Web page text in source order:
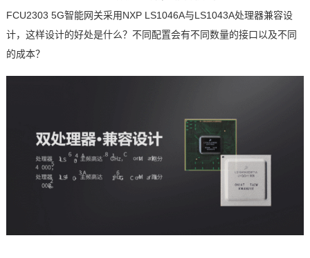
FCU2303 5G智能网关采用NXP LS1046A与LS1043A处理器兼容设
计，这样设计的好处是什么？不同配置会有不同数量的接口以及不同
的成本？